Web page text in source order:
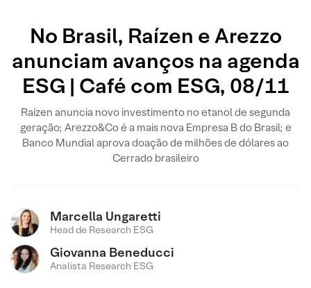
No Brasil, Raízen e Arezzo
anunciam avanços na agenda
ESG | Café com ESG, 08/11
Raízen anuncia novo investimento no etanol de segunda
geração; Arezzo&Co é a mais nova Empresa B do Brasil; e
Banco Mundial aprova doação de milhões de dólares ao
Cerrado brasileiro
Marcella Ungaretti
Head de Research ESG
Giovanna Beneducci
Analista Research ESG